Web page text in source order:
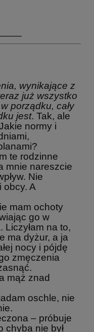
wynikające z
już wszystko
porządku, cały
jest. Tak, ale
normy i
te rodzinne
mnie nareszcie
Nie
obcy. A
mam ochoty
go w
Liczyłam na to,
ma dyżur, a ja
nocy i pójdę
zmęczenia
mąż znad
oschle, nie
– próbuje
chyba nie był